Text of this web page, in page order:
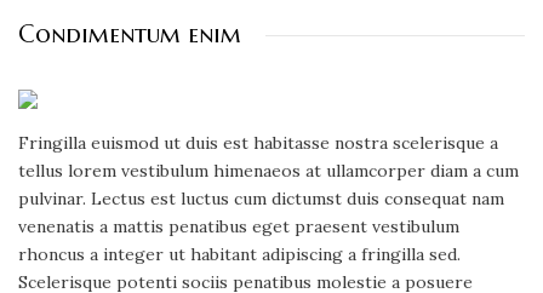
Condimentum enim
Fringilla euismod ut duis est habitasse nostra scelerisque a
tellus lorem vestibulum himenaeos at ullamcorper diam a cum
pulvinar. Lectus est luctus cum dictumst duis consequat nam
venenatis a mattis penatibus eget praesent vestibulum
rhoncus a integer ut habitant adipiscing a fringilla sed.
Scelerisque potenti sociis penatibus molestie a posuere